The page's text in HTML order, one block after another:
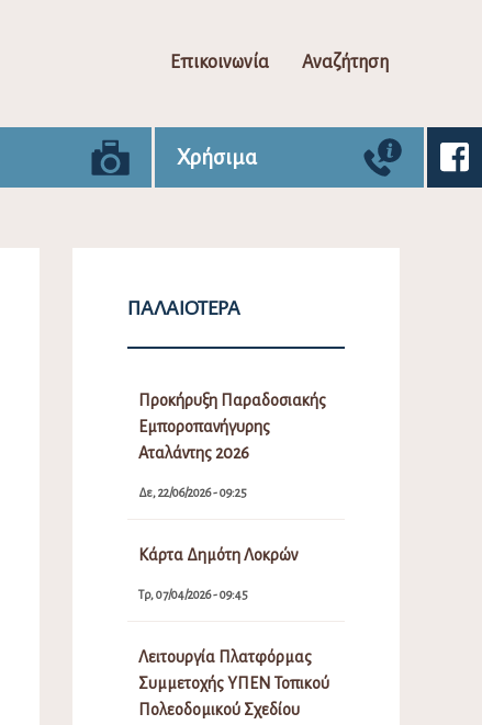
Επικοινωνία Αναζήτηση
Χρήσιμα
ΠΑΛΑΙΌΤΕΡΑ
Προκήρυξη Παραδοσιακής
Εμποροπανήγυρης
Αταλάντης 2026
Δε, 22/06/2026 - 09:25
Κάρτα Δημότη Λοκρών
Τρ, 07/04/2026 - 09:45
Λειτουργία Πλατφόρμας
Συμμετοχής ΥΠΕΝ Τοπικού
Πολεοδομικού Σχεδίου